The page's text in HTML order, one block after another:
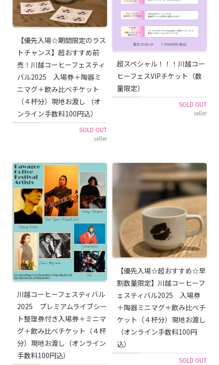
【優先入場☆期間限定のラス
トチャンス】超おすすめ前
売！川越コーヒーフェスティ
バル2025 入場券＋陶器ミ
ニマグ＋飲み比べチケット
（４杯分）現地お渡し （オ
ンライン手数料100円込）
SOLD OUT
seller
超スペシャル！！！川越コー
ヒーフェスVIPチケット（数
量限定）
SOLD OUT
seller
川越コーヒーフェスティバル
2025 プレミアムライブシー
ト整理券付き入場券＋ミニマ
グ＋飲み比べチケット（４杯
分）現地お渡し（オンライン
手数料100円込）
【優先入場☆超おすすめ☆早
割数量限定】川越コーヒーフ
ェスティバル2025 入場券
＋陶器ミニマグ＋飲み比べチ
ケット（４杯分）現地お渡し
（オンライン手数料100円
込）
SOLD OUT